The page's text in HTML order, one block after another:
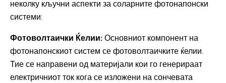
неколку кључни аспекти за соларните фотонапонски
системи:
Фотоволтаички Ќелии: Основниот компонент на
фотонапонскиот систем се фотоволтаичките ќелии.
Тие се направени од материјали кои го генерираат
електричниот ток кога се изложени на сончевата